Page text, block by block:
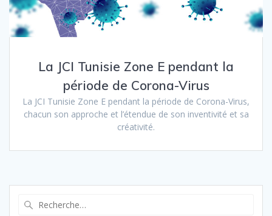
La JCI Tunisie Zone E pendant la
période de Corona-Virus
La JCI Tunisie Zone E pendant la période de Corona-Virus,
chacun son approche et l’étendue de son inventivité et sa
créativité.